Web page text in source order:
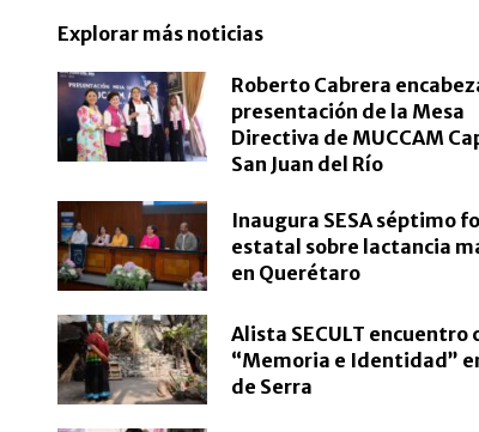
Explorar más noticias
Roberto Cabrera
presentación de la Mesa
Directiva de MUCCAM
San Juan del Río
Inaugura SESA séptimo
estatal sobre lactancia
en Querétaro
Alista SECULT encuentro
“Memoria e Identidad”
de Serra